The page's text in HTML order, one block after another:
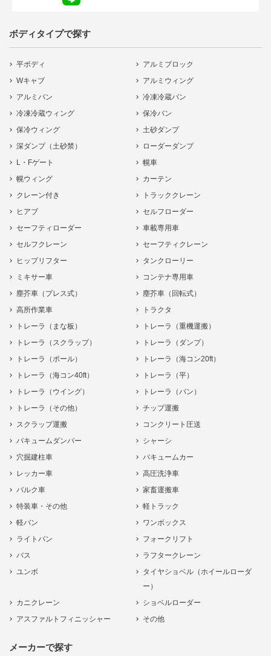
ボディタイプで探す
平ボディ
アルミブロック
Wキャブ
アルミウィング
アルミバン
冷凍冷蔵バン
冷凍冷蔵ウィング
保冷バン
保冷ウィング
土砂ダンプ
深ダンプ（土砂禁）
ローダーダンプ
L・Fゲート
幌車
幌ウィング
カーテン
クレーン付き
トラッククレーン
ヒアブ
セルフローダー
セーフティローダー
車載専用車
セルフクレーン
セーフティクレーン
ヒップリフター
タンクローリー
ミキサー車
コンテナ専用車
塵芥車（プレス式）
塵芥車（回転式）
高所作業車
トラクタ
トレーラ（まな板）
トレーラ（重機運搬）
トレーラ（スクラップ）
トレーラ（ダンプ）
トレーラ（ポール）
トレーラ（海コン20ft）
トレーラ（海コン40ft）
トレーラ（平）
トレーラ（ウイング）
トレーラ（バン）
トレーラ（その他）
チップ運搬
スクラップ運搬
コンクリート圧送
バキュームダンパー
シャーシ
穴掘建柱車
バキュームカー
レッカー車
高圧洗浄車
バルク車
家畜運搬車
特装車・その他
軽トラック
軽バン
ワンボックス
ライトバン
フォークリフト
バス
ラフタークレーン
ユンボ
タイヤショベル（ホイールローダ
ー）
カニクレーン
ショベルローダー
アスファルトフィニッシャー
その他
メーカーで探す